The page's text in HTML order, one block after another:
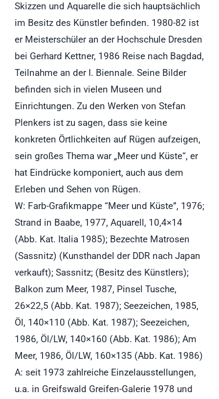
Skizzen und Aquarelle die sich hauptsächlich
im Besitz des Künstler befinden. 1980-82 ist
er Meisterschüler an der Hochschule Dresden
bei Gerhard Kettner, 1986 Reise nach Bagdad,
Teilnahme an der I. Biennale. Seine Bilder
befinden sich in vielen Museen und
Einrichtungen. Zu den Werken von Stefan
Plenkers ist zu sagen, dass sie keine
konkreten Örtlichkeiten auf Rügen aufzeigen,
sein großes Thema war „Meer und Küste“, er
hat Eindrücke komponiert, auch aus dem
Erleben und Sehen von Rügen.
W: Farb-Grafikmappe “Meer und Küste”, 1976;
Strand in Baabe, 1977, Aquarell, 10,4×14
(Abb. Kat. Italia 1985); Bezechte Matrosen
(Sassnitz) (Kunsthandel der DDR nach Japan
verkauft); Sassnitz; (Besitz des Künstlers);
Balkon zum Meer, 1987, Pinsel Tusche,
26×22,5 (Abb. Kat. 1987); Seezeichen, 1985,
Öl, 140×110 (Abb. Kat. 1987); Seezeichen,
1986, Öl/LW, 140×160 (Abb. Kat. 1986); Am
Meer, 1986, Öl/LW, 160×135 (Abb. Kat. 1986)
A: seit 1973 zahlreiche Einzelausstellungen,
u.a. in Greifswald Greifen-Galerie 1978 und